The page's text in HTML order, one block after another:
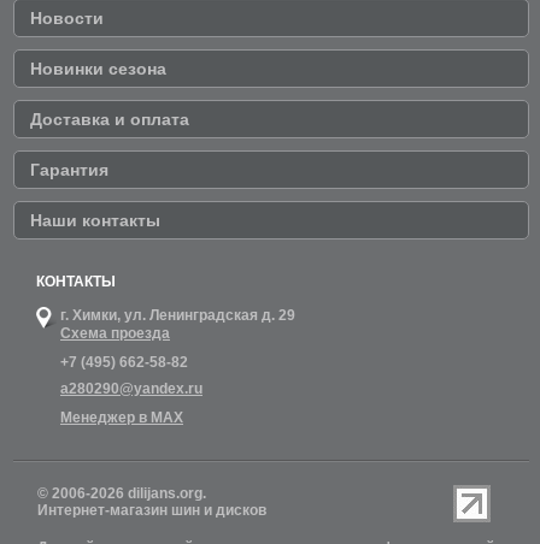
Новости
Новинки сезона
Доставка и оплата
Гарантия
Наши контакты
КОНТАКТЫ
г. Химки, ул. Ленинградская д. 29
Схема проезда
+7 (495) 662-58-82
a280290@yandex.ru
Менеджер в MAX
© 2006-2026 dilijans.org.
Интернет-магазин шин и дисков